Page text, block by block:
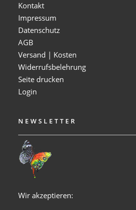
Kontakt
Impressum
Datenschutz
AGB
Versand | Kosten
Widerrufsbelehrung
Seite drucken
Login
NEWSLETTER
Wir akzeptieren: